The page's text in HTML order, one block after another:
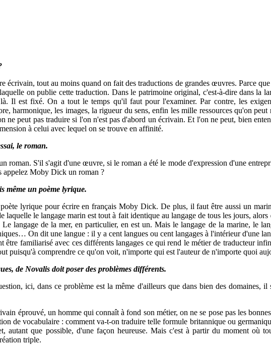
écrivain, tout au moins quand on fait des traductions de grandes œuvres. Parce
on publie cette traduction. Dans le patrimoine original, c'est-à-dire dans la
Il est fixé. On a tout le temps qu'il faut pour l'examiner. Par contre, les
harmonique, les images, la rigueur du sens, enfin les mille ressources qu'on
ne peut pas traduire si l'on n'est pas d'abord un écrivain. Et l'on ne peut, bien
à celui avec lequel on se trouve en affinité.
le roman.
roman. S'il s'agit d'une œuvre, si le roman a été le mode d'expression d'une
appelez Moby Dick un roman ?
même un poème lyrique.
lyrique pour écrire en français Moby Dick. De plus, il faut être aussi un
laquelle le langage marin est tout à fait identique au langage de tous les jours,
langage de la mer, en particulier, en est un. Mais le langage de la marine, le
On dit une langue : il y a cent langues ou cent langages à l'intérieur d'une
être familiarisé avec ces différents langages ce qui rend le métier de traducteur
puisqu'à comprendre ce qu'on voit, n'importe qui est l'auteur de n'importe quoi
de Novalis doit poser des problèmes différents.
ici, dans ce problème est la même d'ailleurs que dans bien des domaines,
éprouvé, un homme qui connaît à fond son métier, on ne se pose pas les
de vocabulaire : comment va-t-on traduire telle formule britannique ou
autant que possible, d'une façon heureuse. Mais c'est à partir du moment où
triple.